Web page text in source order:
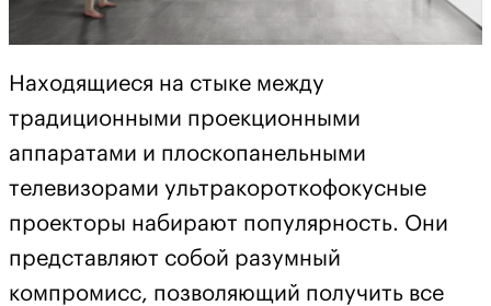
Находящиеся на стыке между
традиционными проекционными
аппаратами и плоскопанельными
телевизорами ультракороткофокусные
проекторы набирают популярность. Они
представляют собой разумный
компромисс, позволяющий получить все